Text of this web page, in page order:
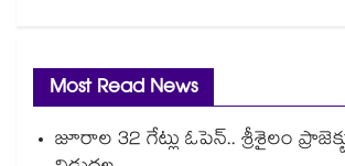
Most Read News
జూరాల 32 గేట్లు ఓపెన్.. శ్రీశైలం